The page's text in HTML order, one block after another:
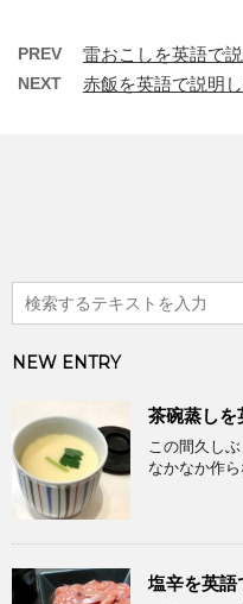
PREV 雷おこしを英語で
NEXT 赤飯を英語で説明
NEW ENTRY
茶碗蒸しを
この間久し
なかなか作
塩辛を英語